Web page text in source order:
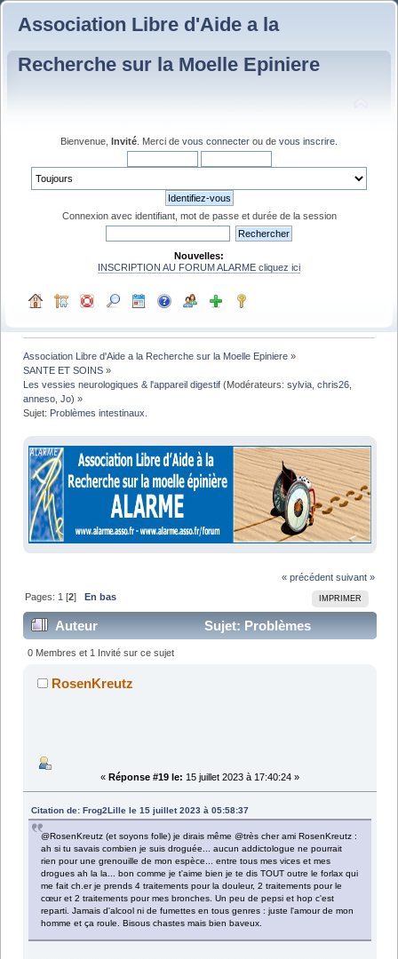
Association Libre d'Aide a la
Recherche sur la Moelle Epiniere
Bienvenue, Invité . Merci de vous connecter ou de vous inscrire
Connexion avec identifiant, mot de passe et durée de la session
Nouvelles:
INSCRIPTION AU FORUM ALARME cliquez ici
Association Libre d'Aide a la Recherche sur la Moelle Epiniere »
SANTE ET SOINS »
Les vessies neurologiques & l'appareil digestif (Modérateurs:sylvia ,chris26
anneso ,Jo) »
Sujet: Problèmes intestinaux.
« précédent suivant »
IMPRIMER
Pages: 1 [2] En bas
Auteur
Sujet: Problèmes
intestinaux. (Lu 50183 fois)
0 Membres et 1 Invité sur ce sujet
RosenKreutz
« Réponse #19 le: 15 juillet 2023 à 17:40:24 »
Citation de: Frog2Lille le 15 juillet 2023 à 05:58:37
@RosenKreutz (et soyons folle) je dirais même @très cher ami RosenKreutz :
ah si tu savais combien je suis droguée... aucun addictologue ne pourrait
rien pour une grenouille de mon espèce... entre tous mes vices et mes
drogues ah la la... bon comme je t'aime bien je te dis TOUT outre le forlax qui
me fait ch.er je prends 4 traitements pour la douleur, 2 traitements pour le
cœur et 2 traitements pour mes bronches. Un peu de pepsi et hop c'est
reparti. Jamais d'alcool ni de fumettes en tous genres : juste l'amour de mon
homme et ça roule. Bisous chastes mais bien baveux.